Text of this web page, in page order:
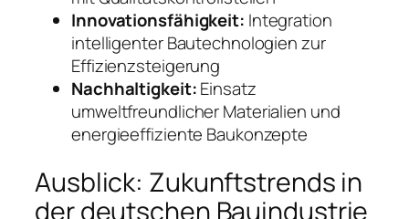
Innovationsfähigkeit: Integration
intelligenter Bautechnologien zur
Effizienzsteigerung
Nachhaltigkeit:Einsatz
umweltfreundlicher Materialien und
energieeffiziente Baukonzepte
Ausblick: Zukunftstrends in
der deutschen Bauindustrie